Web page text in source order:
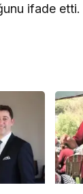
ifade etti.